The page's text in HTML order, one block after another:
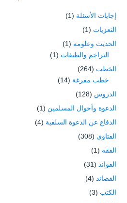
إجابات الأسئلة (1)
التعزيات (1)
الحديث وعلومه (1)
التراجم والطبقات (1)
الخطب (264)
خطب مفرغة (14)
الدروس (128)
الدعوة وأحوال المسلمين (1)
الدفاع عن الدعوة السلفية (4)
الفتاوى (308)
الفقه (1)
الفوائد (31)
القصائد (4)
الكتب (3)